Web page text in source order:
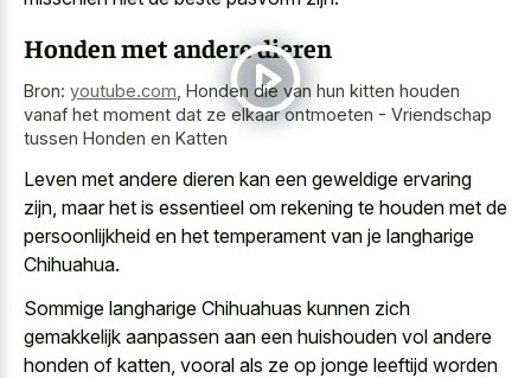
Honden met andere dieren
Bron: youtube.com Honden die van hun kitten houden
vanaf het moment dat ze elkaar ontmoeten - Vriendschap
tussen Honden en Katten
Leven met andere dieren kan een geweldige ervaring
zijn, maar het is essentieel om rekening te houden met de
persoonlijkheid en het temperament van je langharige
Chihuahua.
Sommige langharige Chihuahuas kunnen zich
gemakkelijk aanpassen aan een huishouden vol andere
honden of katten, vooral als ze op jonge leeftijd worden